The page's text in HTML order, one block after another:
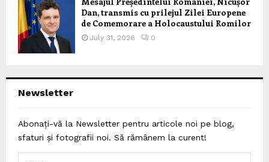
Dan, transmis cu prilejul Zilei Europene
de Comemorare a Holocaustului Romilor
July 31, 2026 0
Newsletter
Abonați-vă la Newsletter pentru articole noi pe blog,
sfaturi și fotografii noi. Să rămânem la curent!